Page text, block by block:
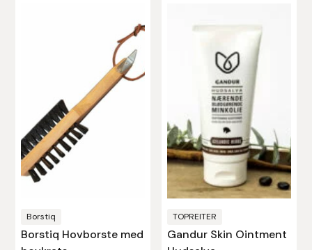
Borstiq
Borstiq Hovborste med
TOPREITER
Gandur Skin Ointment
produkten
varianter.
olika
alternativen
kan
väljas
på
produktsidan